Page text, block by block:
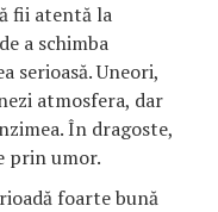
fii atentă la
a schimba
serioasă. Uneori,
atmosfera, dar
În dragoste,
prin umor.
foarte bună